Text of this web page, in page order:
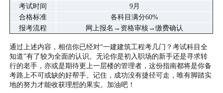
考试时间
9月
合格标准
各科目满分60%
报考流程
网上报名→资格审核→缴费确认
通过上述内容，相信你已经对“一建建筑工程考几门？考试科目全
知道”有了较为全面的认识。无论你是初入职场的新手还是寻求转
行的老手，亦或是期待更上一层楼的管理者，这份指南都将是你备
考路上不可或缺的好帮手。记住，成功没有捷径可走，唯有脚踏实
地的努力才能收获理想的果实。加油吧！